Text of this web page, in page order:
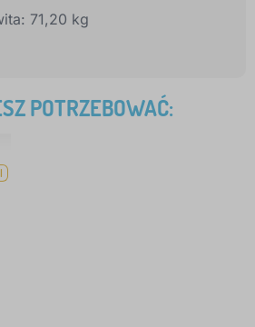
71,20 kg
POTRZEBOWAĆ: